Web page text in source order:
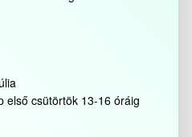
első csütörtök 13-16 óráig